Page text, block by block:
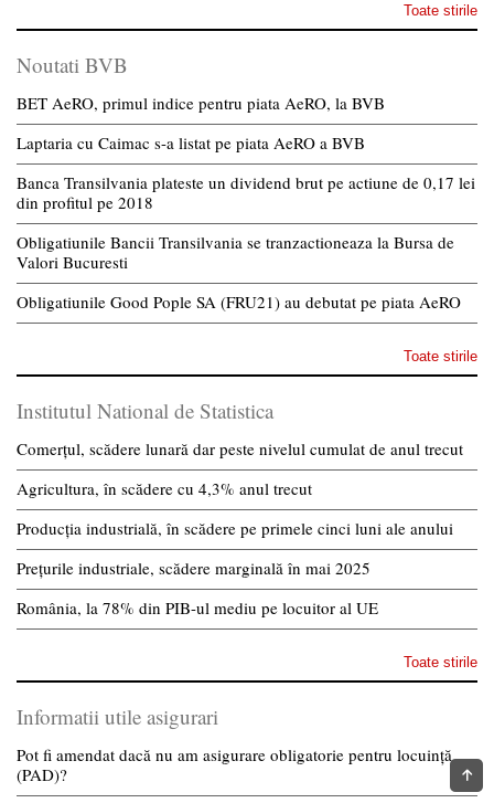
Toate stirile
Noutati BVB
BET AeRO, primul indice pentru piata AeRO, la BVB
Laptaria cu Caimac s-a listat pe piata AeRO a BVB
Banca Transilvania plateste un dividend brut pe actiune de 0,17 lei
din profitul pe 2018
Obligatiunile Bancii Transilvania se tranzactioneaza la Bursa de
Valori Bucuresti
Obligatiunile Good Pople SA (FRU21) au debutat pe piata AeRO
Toate stirile
Institutul National de Statistica
Comerțul, scădere lunară dar peste nivelul cumulat de anul trecut
Agricultura, în scădere cu 4,3% anul trecut
Producția industrială, în scădere pe primele cinci luni ale anului
Prețurile industriale, scădere marginală în mai 2025
România, la 78% din PIB-ul mediu pe locuitor al UE
Toate stirile
Informatii utile asigurari
Pot fi amendat dacă nu am asigurare obligatorie pentru locuință
(PAD)?